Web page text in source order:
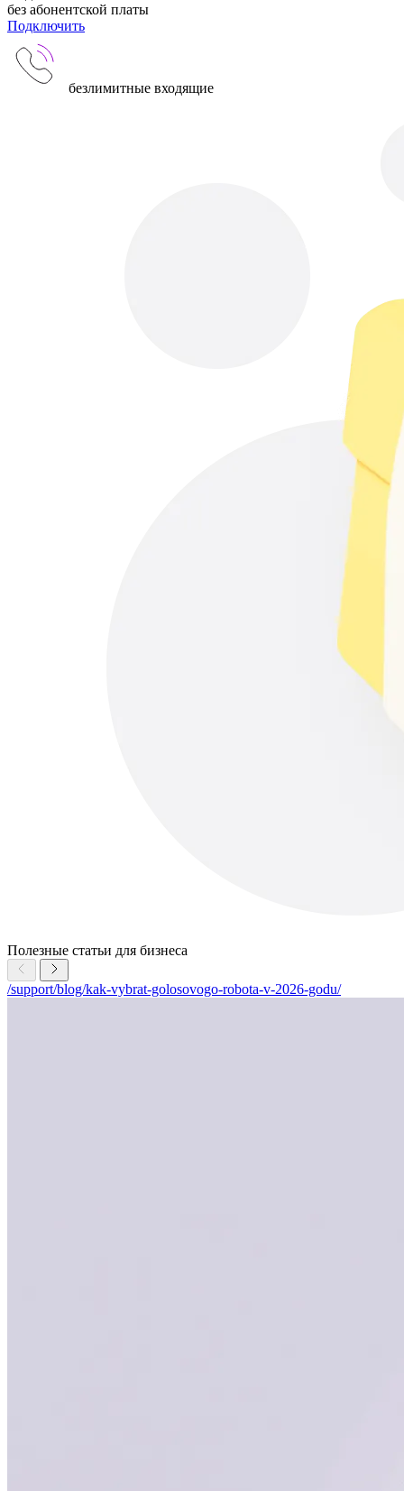
без абонентской платы
Подключить
безлимитные входящие
Полезные статьи для бизнеса
/support/blog/kak-vybrat-golosovogo-robota-v-2026-godu/